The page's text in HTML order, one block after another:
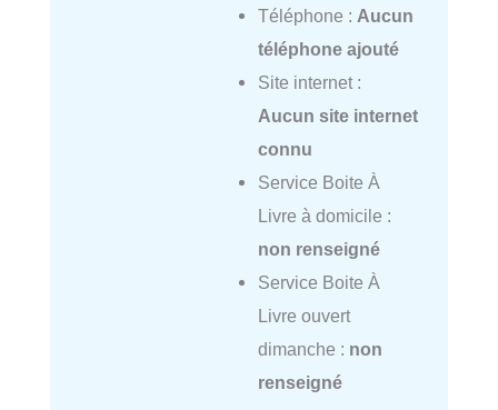
Téléphone : Aucun
téléphone ajouté
Site internet :
Aucun site internet
connu
Service Boite À
Livre à domicile :
non renseigné
Service Boite À
Livre ouvert
dimanche : non
renseigné